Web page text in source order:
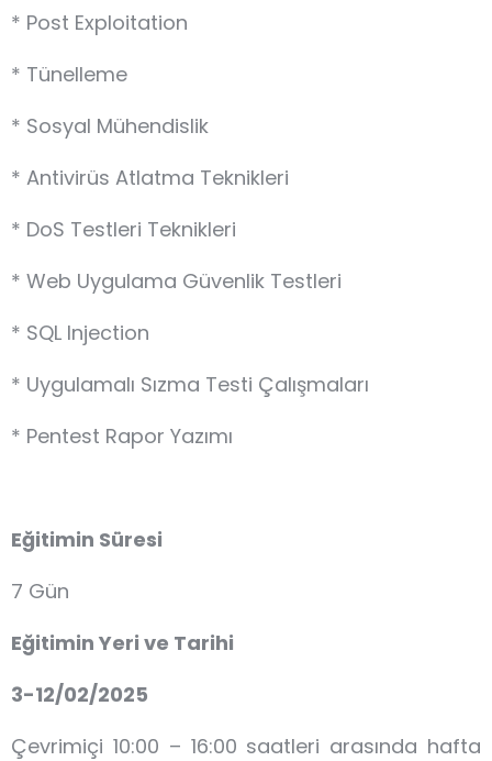
* Post Exploitation
* Tünelleme
* Sosyal Mühendislik
* Antivirüs Atlatma Teknikleri
* DoS Testleri Teknikleri
* Web Uygulama Güvenlik Testleri
* SQL Injection
* Uygulamalı Sızma Testi Çalışmaları
* Pentest Rapor Yazımı
Eğitimin Süresi
7 Gün
Eğitimin Yeri ve Tarihi
3-12/02/2025
Çevrimiçi 10:00 – 16:00 saatleri arasında hafta